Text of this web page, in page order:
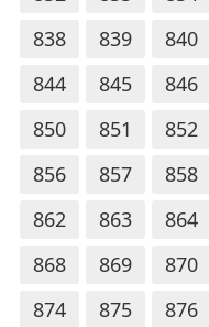
838
839 840
844
845 846
850
851 852
856
857 858
862
863 864
868
869 870
874
875 876